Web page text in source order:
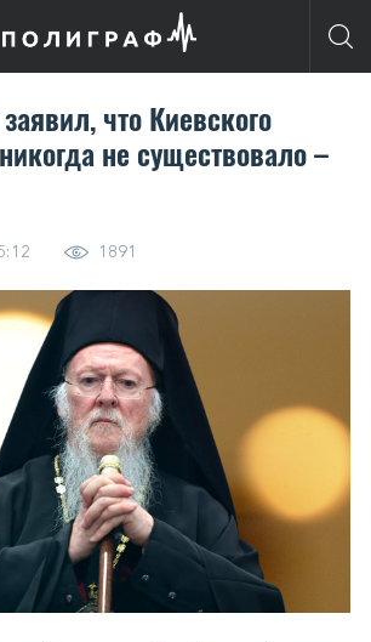
что Киевского
не существовало –
1891